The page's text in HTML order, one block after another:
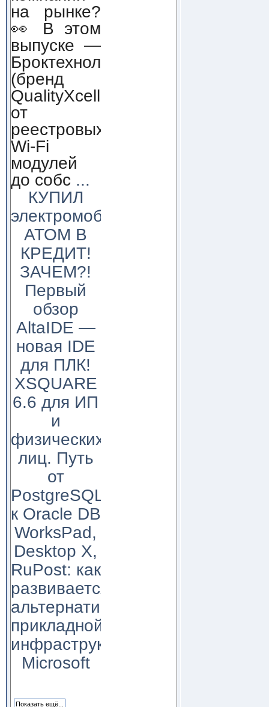
на рынке?
👀 В этом
выпуске —
Броктехнолоджи
(бренд
QualityXcellence):
от
реестровых
Wi-Fi
модулей
до собс ...
КУПИЛ
электромобиль
АТОМ В
КРЕДИТ!
ЗАЧЕМ?!
Первый
обзор
AltaIDE —
новая IDE
для ПЛК!
XSQUARE
6.6 для ИП
и
физических
лиц. Путь
от
PostgreSQL
к Oracle DB
WorksPad,
Desktop X,
RuPost: как
развивается
альтернатива
прикладной
инфраструктуре
Microsoft